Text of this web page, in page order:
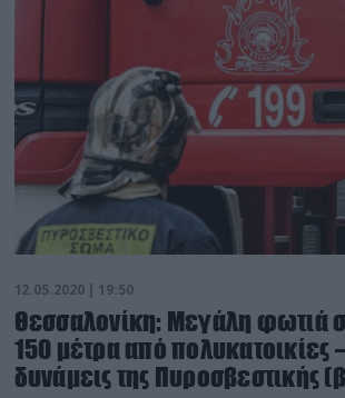
περιοχών αυτών. Όπως
επικεφαλής του Τμήματος
Περιφέρειας Κεντρικής
Στεργιάδης, «δίνεται μεγαλύτερη
12.05.2020 | 19:50
Θεσσαλονίκη: Μεγάλη φωτιά
150 μέτρα από πολυκατοικίες
δυνάμεις της Πυροσβεστικής